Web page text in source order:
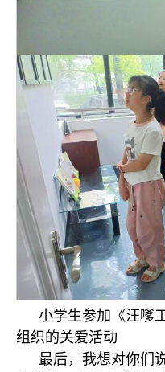
小学生参加《汪嗲
组织的关爱活动
最后，我想对你们